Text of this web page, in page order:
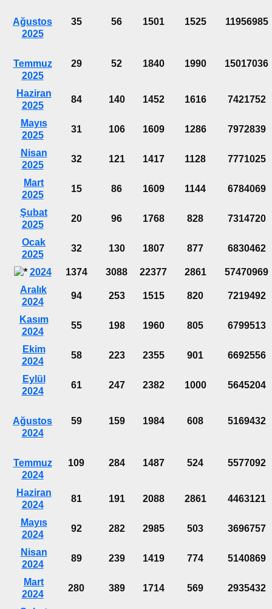
Ağustos
2025
35 56 1501 1525 11956985
Temmuz
2025
29 52 1840 1990 15017036
Haziran
2025
84 140 1452 1616 7421752
Mayıs
2025
31 106 1609 1286 7972839
Nisan
2025
32 121 1417 1128 7771025
Mart
2025
15 86 1609 1144 6784069
Şubat
2025
20 96 1768 828 7314720
Ocak
2025
32 130 1807 877 6830462
2024 1374 3088 22377 2861
57470969
Aralık
2024
94 253 1515 820 7219492
Kasım
2024
55 198 1960 805 6799513
Ekim
2024
58 223 2355 901 6692556
Eylül
2024
61 247 2382 1000 5645204
Ağustos
2024
59 159 1984 608 5169432
Temmuz
2024
109 284 1487 524 5577092
Haziran
2024
81 191 2088 2861 4463121
Mayıs
2024
92 282 2985 503 3696757
Nisan
2024
89 239 1419 774 5140869
Mart
2024
280 389 1714 569 2935432